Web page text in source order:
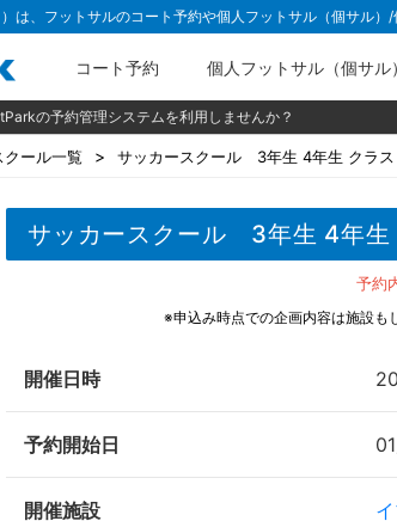
は、フットサルのコート予約や個人フットサル（個サル）
コート予約 個人フットサル（個サ
の予約管理システムを利用しませんか？
クール一覧 サッカースクール 3年生 4年生 クラス
サッカースクール 3年生 4年生
予約
※申込み時点での企画内容は施設も
開催日時
予約開始日
開催施設